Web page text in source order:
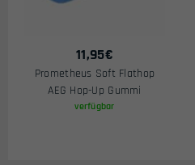
11,95€
Prometheus Soft Flathop
AEG Hop-Up Gummi
verfügbar